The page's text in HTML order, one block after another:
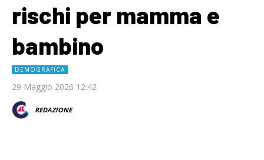
rischi per mamma e
bambino
DEMOGRAFICA
29 Maggio 2026 12:42
REDAZIONE